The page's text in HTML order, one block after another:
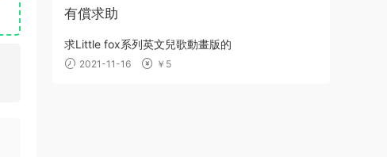
有償求助
求Little fox系列英文兒歌動畫版的
2021-11-16 ￥5